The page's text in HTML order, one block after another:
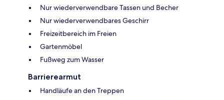
Nur wiederverwendbare Tassen und Becher
Nur wiederverwendbares Geschirr
Freizeitbereich im Freien
Gartenmöbel
Fußweg zum Wasser
Barrierearmut
Handläufe an den Treppen